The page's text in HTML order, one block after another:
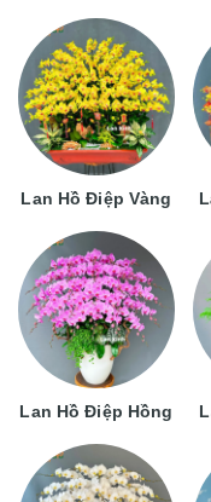
Lan Hồ Điệp Vàng
Lan Hồ Điệp Hồng